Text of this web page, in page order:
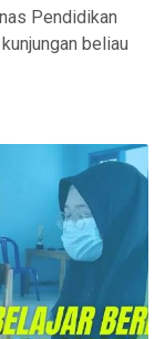
Pendidikan
beliau